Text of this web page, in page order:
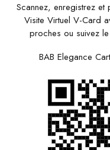
Scannez, enregistrez et
Visite Virtuel V-Card
proches ou suivez
BAB Elegance